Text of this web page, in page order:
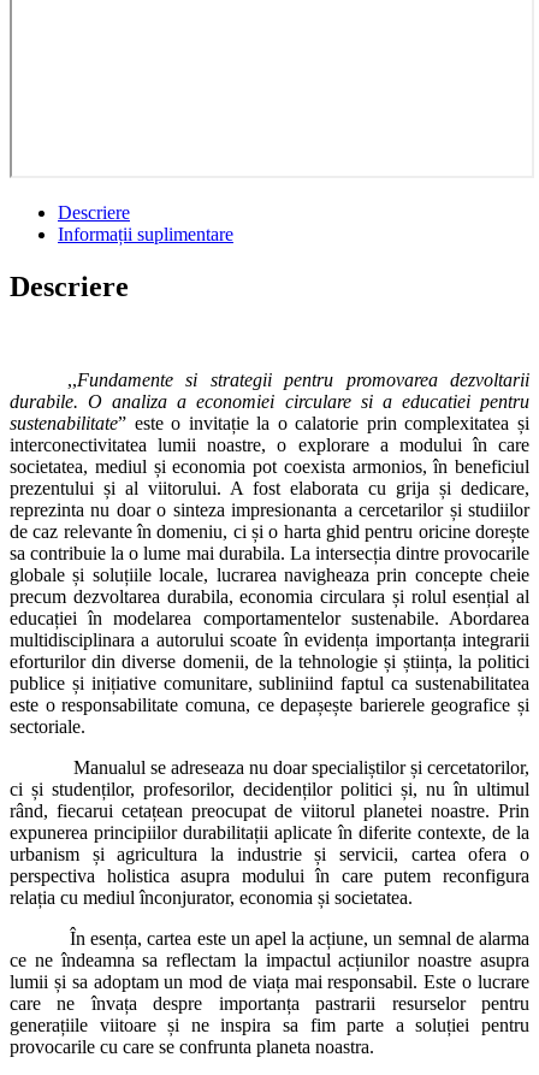
Descriere
Informații suplimentare
Descriere
,,Fundamente si strategii pentru promovarea dezvoltarii
durabile. O analiza a economiei circulare si a educatiei pentru
sustenabilitate” este o invitație la o calatorie prin complexitatea și
interconectivitatea lumii noastre, o explorare a modului în care
societatea, mediul și economia pot coexista armonios, în beneficiul
prezentului și al viitorului. A fost elaborata cu grija și dedicare,
reprezinta nu doar o sinteza impresionanta a cercetarilor și studiilor
de caz relevante în domeniu, ci și o harta ghid pentru oricine dorește
sa contribuie la o lume mai durabila. La intersecția dintre provocarile
globale și soluțiile locale, lucrarea navigheaza prin concepte cheie
precum dezvoltarea durabila, economia circulara și rolul esențial al
educației în modelarea comportamentelor sustenabile. Abordarea
multidisciplinara a autorului scoate în evidența importanța integrarii
eforturilor din diverse domenii, de la tehnologie și știința, la politici
publice și inițiative comunitare, subliniind faptul ca sustenabilitatea
este o responsabilitate comuna, ce depașește barierele geografice și
sectoriale.
Manualul se adreseaza nu doar specialiștilor și cercetatorilor,
ci și studenților, profesorilor, decidenților politici și, nu în ultimul
rând, fiecarui cetațean preocupat de viitorul planetei noastre. Prin
expunerea principiilor durabilitații aplicate în diferite contexte, de la
urbanism și agricultura la industrie și servicii, cartea ofera o
perspectiva holistica asupra modului în care putem reconfigura
relația cu mediul înconjurator, economia și societatea.
În esența, cartea este un apel la acțiune, un semnal de alarma
ce ne îndeamna sa reflectam la impactul acțiunilor noastre asupra
lumii și sa adoptam un mod de viața mai responsabil. Este o lucrare
care ne învața despre importanța pastrarii resurselor pentru
generațiile viitoare și ne inspira sa fim parte a soluției pentru
provocarile cu care se confrunta planeta noastra.